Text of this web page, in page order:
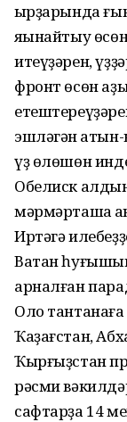
ҡырҙарында
яҡынайтыу
итеүҙәрен,
фронт өсөн
эшләгән ҡатын-
үҙ өлөшөн
Обелиск
мәрмәрташҡа
Иртәгә
Ватан
арналған
Оло тантанаға
Ҡаҙағстан,
Ҡырғыҙстан
рәсми
сафтарҙа 14